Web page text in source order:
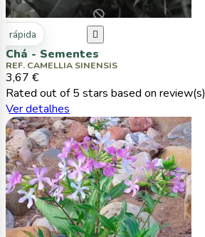
rápida 
Chá - Sementes
REF. CAMELLIA SINENSIS
3,67 €
Rated out of 5 stars based on review(s)
Ver detalhes